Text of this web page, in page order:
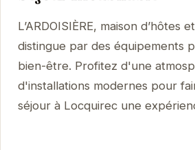
L’ARDOISIÈRE, maison d’hôtes
distingue par des équipements
bien-être. Profitez d'une
d'installations modernes pour
séjour à Locquirec une